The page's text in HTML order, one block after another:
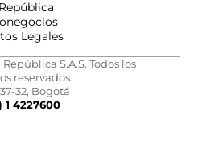
Legales
S.A.S. Todos los
reservados.
37-32, Bogotá
1 4227600